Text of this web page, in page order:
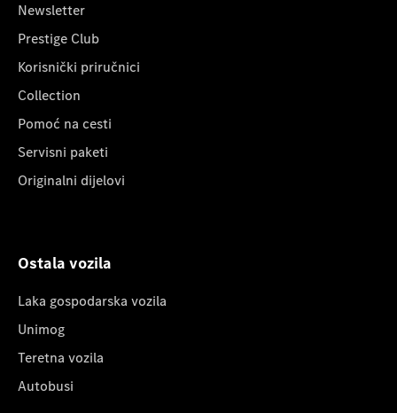
Newsletter
Prestige Club
Korisnički priručnici
Collection
Pomoć na cesti
Servisni paketi
Originalni dijelovi
Ostala vozila
Laka gospodarska vozila
Unimog
Teretna vozila
Autobusi